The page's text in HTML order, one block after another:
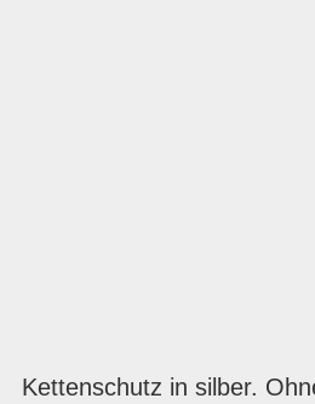
Kettenschutz in silber.